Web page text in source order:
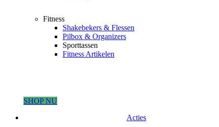
Fitness
Shakebekers & Flessen
Pilbox & Organizers
Sporttassen
Fitness Artikelen
SHOP NU
Acties